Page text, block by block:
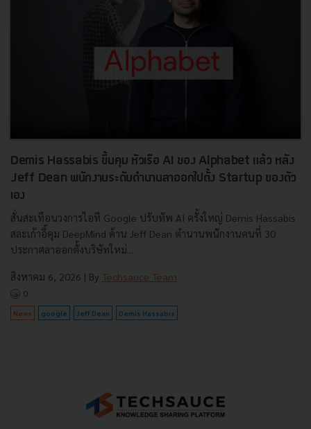
Demis Hassabis ขึ้นคุม หัวเรือ AI ของ Alphabet แล้ว หลัง
Jeff Dean พนักงานระดับตำนานลาออกไปตั้ง Startup ของตัว
เอง
สั่นสะเทือนวงการไอที Google ปรับทัพ AI ครั้งใหญ่ Demis Hassabis
สละเก้าอี้คุม DeepMind ด้าน Jeff Dean ตำนานพนักงานคนที่ 30
ประกาศลาออกตั้งบริษัทใหม่...
สิงหาคม 6, 2026 | By Techsauce Team
0
News google Jeff Dean Demis Hassabis